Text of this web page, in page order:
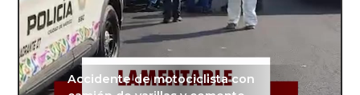
Accidente de motociclista con